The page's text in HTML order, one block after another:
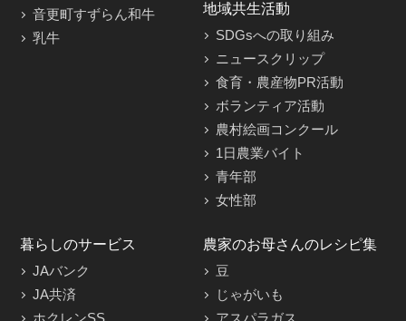
音更町すずらん和牛
乳牛
地域共生活動
SDGsへの取り組み
ニュースクリップ
食育・農産物PR活動
ボランティア活動
農村絵画コンクール
1日農業バイト
青年部
女性部
暮らしのサービス
JAバンク
JA共済
ホクレンSS
農家のお母さんのレシピ集
豆
じゃがいも
アスパラガス